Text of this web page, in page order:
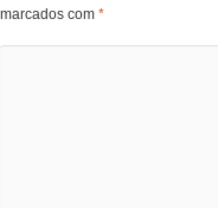
marcados com *